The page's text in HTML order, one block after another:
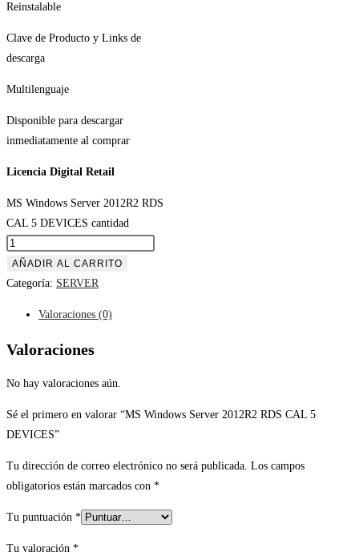
Reinstalable
Clave de Producto y Links de
descarga
Multilenguaje
Disponible para descargar
inmediatamente al comprar
Licencia Digital Retail
MS Windows Server 2012R2 RDS
CAL 5 DEVICES cantidad
AÑADIR AL CARRITO
Categoría: SERVER
Valoraciones (0)
Valoraciones
No hay valoraciones aún.
Sé el primero en valorar “MS Windows Server 2012R2 RDS CAL 5
DEVICES”
Tu dirección de correo electrónico no será publicada. Los campos
obligatorios están marcados con *
Tu puntuación *
Tu valoración *